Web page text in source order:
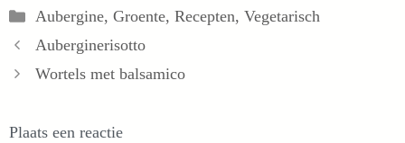
Categorieën
Aubergine, Groente, Recepten, Vegetarisch
Auberginerisotto
Wortels met balsamico
Plaats een reactie